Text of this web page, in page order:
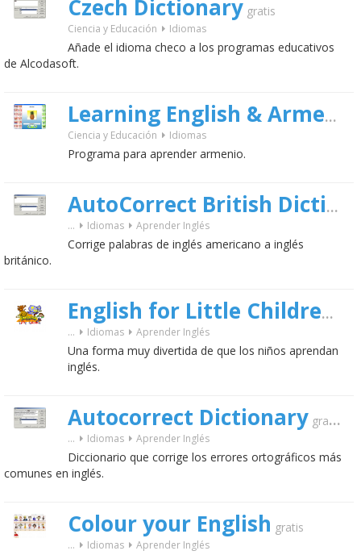
Czech Dictionary gratis
Ciencia y Educación Idiomas
Añade el idioma checo a los programas educativos
de Alcodasoft.
Learning English & Armenian Language
Ciencia y Educación Idiomas
Programa para aprender armenio.
AutoCorrect British Dictionary
... Idiomas Aprender Inglés
Corrige palabras de inglés americano a inglés
británico.
English for Little Children
... Idiomas Aprender Inglés
Una forma muy divertida de que los niños aprendan
inglés.
Autocorrect Dictionary gratis
... Idiomas Aprender Inglés
Diccionario que corrige los errores ortográficos más
comunes en inglés.
Colour your English gratis
... Idiomas Aprender Inglés